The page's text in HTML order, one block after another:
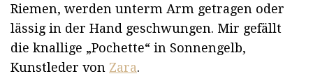
Riemen, werden unterm Arm getragen oder
lässig in der Hand geschwungen. Mir gefällt
die knallige „Pochette“ in Sonnengelb,
Kunstleder von Zara.